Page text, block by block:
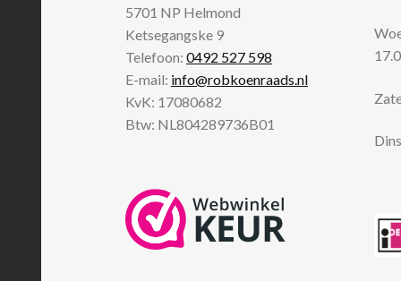
5701 NP Helmond
Ketsegangske 9
Telefoon:0492 527 598
E-mail: info@robkoenraads.nl
KvK: 17080682
Btw: NL804289736B01